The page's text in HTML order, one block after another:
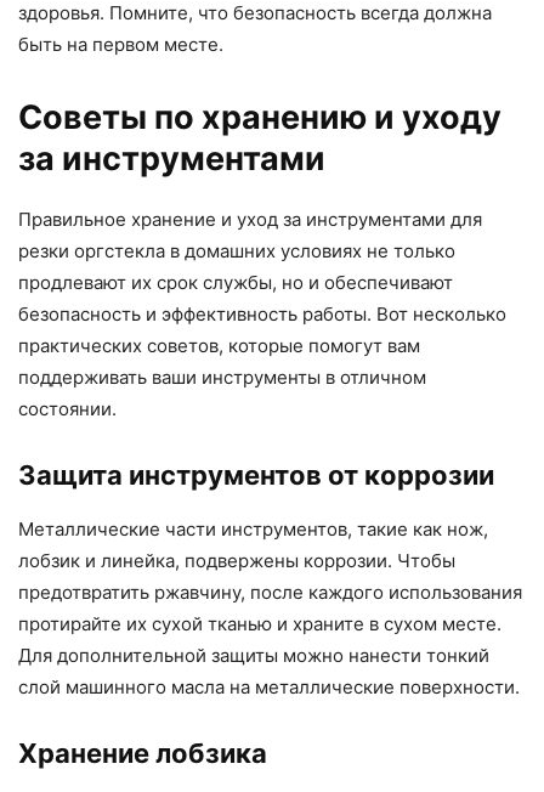
здоровья. Помните, что безопасность всегда должна
быть на первом месте.
Советы по хранению и уходу
за инструментами
Правильное хранение и уход за инструментами для
резки оргстекла в домашних условиях не только
продлевают их срок службы, но и обеспечивают
безопасность и эффективность работы. Вот несколько
практических советов, которые помогут вам
поддерживать ваши инструменты в отличном
состоянии.
Защита инструментов от коррозии
Металлические части инструментов, такие как нож,
лобзик и линейка, подвержены коррозии. Чтобы
предотвратить ржавчину, после каждого использования
протирайте их сухой тканью и храните в сухом месте.
Для дополнительной защиты можно нанести тонкий
слой машинного масла на металлические поверхности.
Хранение лобзика